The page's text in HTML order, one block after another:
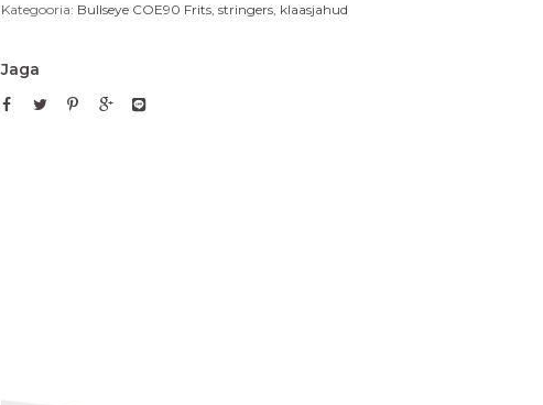
Kategooria: Bullseye COE90 Frits, stringers, klaasjahud
Jaga